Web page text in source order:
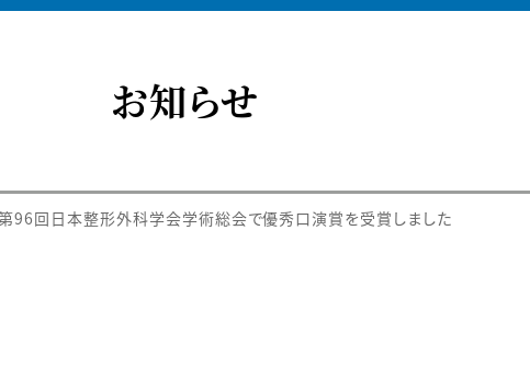
お知らせ
96回日本整形外科学会学術総会で優秀口演賞を受賞しました